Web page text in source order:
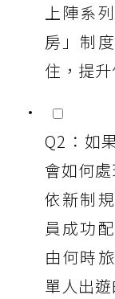
上陣系
房」制
住，提
Q2：如
會如何處
依新制
員成功
由何時
單人出